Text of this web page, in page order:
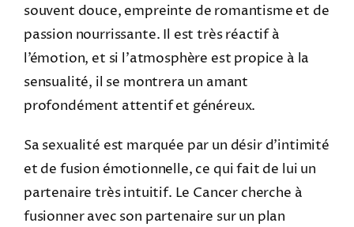
souvent douce, empreinte de romantisme et de
passion nourrissante. Il est très réactif à
l’émotion, et si l’atmosphère est propice à la
sensualité, il se montrera un amant
profondément attentif et généreux.
Sa sexualité est marquée par un désir d’intimité
et de fusion émotionnelle, ce qui fait de lui un
partenaire très intuitif. Le Cancer cherche à
fusionner avec son partenaire sur un plan